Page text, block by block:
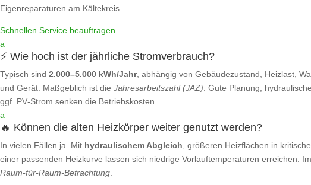
Eigenreparaturen am Kältekreis.
Schnellen Service beauftragen
a
⚡ Wie hoch ist der jährliche Stromverbrauch?
Typisch sind 2.000–5.000 kWh/Jahr, abhängig von Gebäudezustand, Heizlast,
und Gerät. Maßgeblich ist die Jahresarbeitszahl (JAZ) . Gute Planung,
ggf. PV‑Strom senken die Betriebskosten.
a
🔥 Können die alten Heizkörper weiter genutzt werden?
In vielen Fällen ja. Mit hydraulischem Abgleich , größeren Heizflächen in
einer passenden Heizkurve lassen sich niedrige Vorlauftemperaturen erreichen.
Raum‑für‑Raum‑Betrachtung